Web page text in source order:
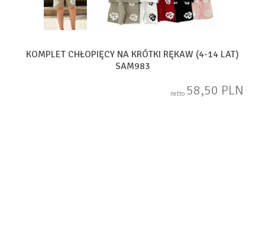
KOMPLET CHŁOPIĘCY NA KRÓTKI RĘKAW (4-14 LAT)
SAM983
netto 58,50 PLN